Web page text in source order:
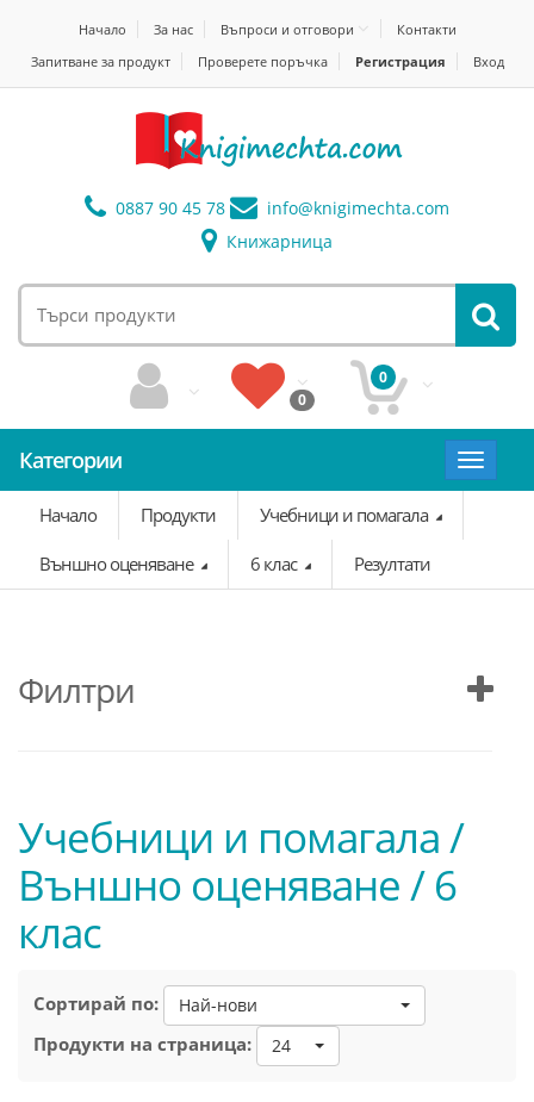
Начало За нас Въпроси и отговори
Контакти
Запитване за продукт
Проверете поръчка Регистрация Вход
0887 90 45 78 info@knigimechta.com
Книжарница
0
0
Категории
Toggle
Начало
Продукти Учебници и помагала
Външно оценяване 6 клас Резултати
Филтри
Учебници и помагала /
Външно оценяване / 6
клас
Сортирай по: Най-нови
Продукти на страница: 24